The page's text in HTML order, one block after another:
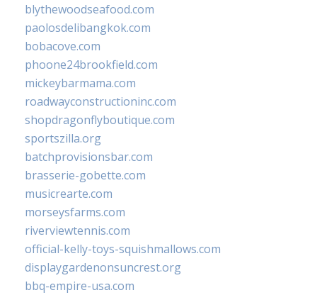
blythewoodseafood.com
paolosdelibangkok.com
bobacove.com
phoone24brookfield.com
mickeybarmama.com
roadwayconstructioninc.com
shopdragonflyboutique.com
sportszilla.org
batchprovisionsbar.com
brasserie-gobette.com
musicrearte.com
morseysfarms.com
riverviewtennis.com
official-kelly-toys-squishmallows.com
displaygardenonsuncrest.org
bbq-empire-usa.com